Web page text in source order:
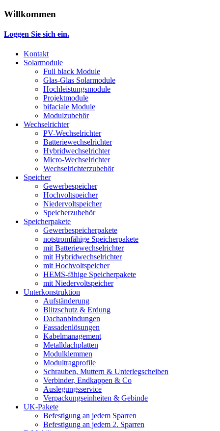
Willkommen
Loggen Sie sich ein.
Kontakt
Solarmodule
Full black Module
Glas-Glas Solarmodule
Hochleistungsmodule
Projektmodule
bifaciale Module
Modulzubehör
Wechselrichter
PV-Wechselrichter
Batteriewechselrichter
Hybridwechselrichter
Micro-Wechselrichter
Wechselrichterzubehör
Speicher
Gewerbespeicher
Hochvoltspeicher
Niedervoltspeicher
Speicherzubehör
Speicherpakete
Gewerbespeicherpakete
notstromfähige Speicherpakete
mit Batteriewechselrichter
mit Hybridwechselrichter
mit Hochvoltspeicher
HEMS-fähige Speicherpakete
mit Niedervoltspeicher
Unterkonstruktion
Aufständerung
Blitzschutz & Erdung
Dachanbindungen
Fassadenlösungen
Kabelmanagement
Metalldachplatten
Modulklemmen
Modultragprofile
Schrauben, Muttern & Unterlegscheiben
Verbinder, Endkappen & Co
Auslegungsservice
Verpackungseinheiten & Gebinde
UK-Pakete
Befestigung an jedem Sparren
Befestigung an jedem 2. Sparren